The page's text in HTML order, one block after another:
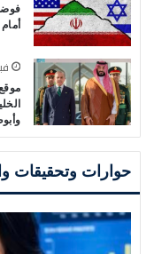
حوارات وتحقيقات